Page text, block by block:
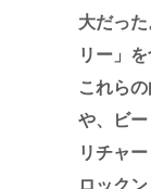
大だっ
リー」
これら
や、ビー
リチャ
ロック